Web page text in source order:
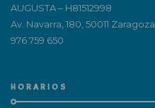
AUGUSTA – H81512998
Av. Navarra, 180, 50011 Zaragoza
976 759 650
HORARIOS